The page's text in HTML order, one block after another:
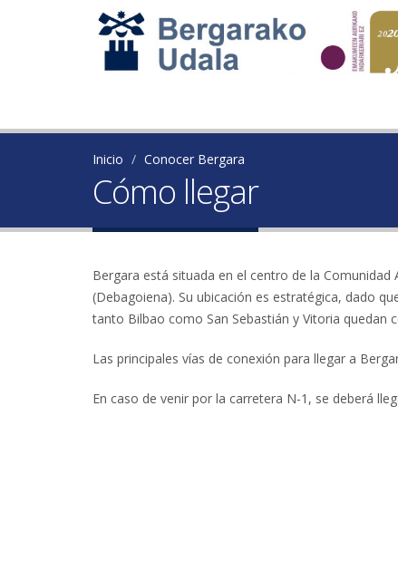
Inicio Conocer Bergara
Cómo llegar
Bergara está situada en el centro de la
(Debagoiena). Su ubicación es estratégica, dado
tanto Bilbao como San Sebastián y Vitoria quedan
Las principales vías de conexión para llegar a
En caso de venir por la carretera N-1, se deberá